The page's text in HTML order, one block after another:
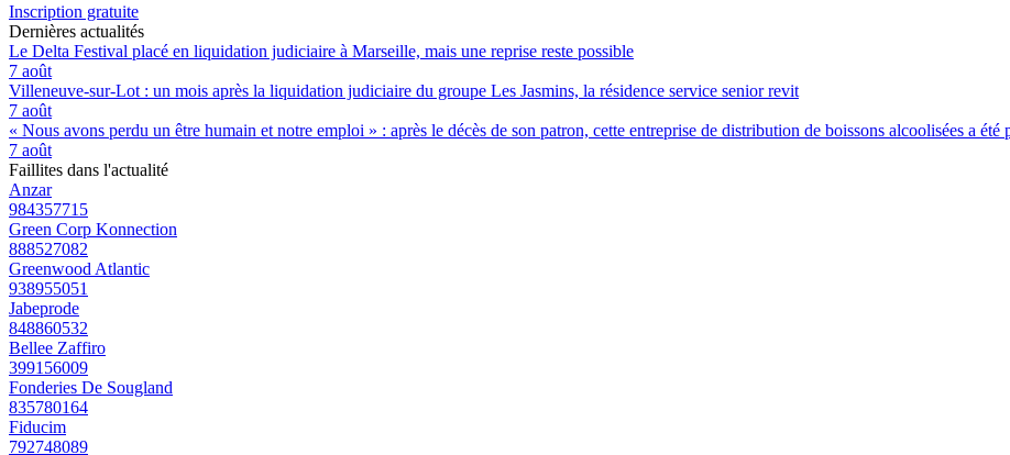
Inscription gratuite
Dernières actualités
Le Delta Festival placé en liquidation judiciaire à Marseille, mais une reprise reste possible
7 août
Villeneuve-sur-Lot : un mois après la liquidation judiciaire du groupe Les Jasmins, la résidence service senior revit
7 août
« Nous avons perdu un être humain et notre emploi » : après le décès de son patron, cette entreprise de distribution de boissons alcoolisées a été
7 août
Faillites dans l'actualité
Anzar
984357715
Green Corp Konnection
888527082
Greenwood Atlantic
938955051
Jabeprode
848860532
Bellee Zaffiro
399156009
Fonderies De Sougland
835780164
Fiducim
792748089